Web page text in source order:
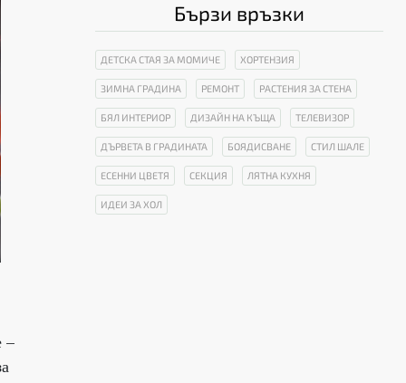
–
Бързи връзки
ДЕТСКА СТАЯ ЗА МОМИЧЕ ХОРТЕНЗИЯ
ЗИМНА ГРАДИНА РЕМОНТ РАСТЕНИЯ ЗА СТЕНА
БЯЛ ИНТЕРИОР ДИЗАЙН НА КЪЩА ТЕЛЕВИЗОР
ДЪРВЕТА В ГРАДИНАТА БОЯДИСВАНЕ СТИЛ ШАЛЕ
ЕСЕННИ ЦВЕТЯ СЕКЦИЯ ЛЯТНА КУХНЯ
ИДЕИ ЗА ХОЛ